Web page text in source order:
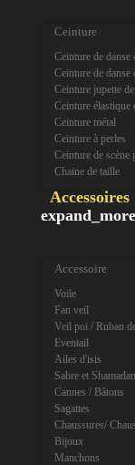
Ceinture
Ceinture de danse
Ceinture de danse
Ceinture jupette
Ceinture élastique
Ceinture métal
Ceinture à perles
Ceinture de scène
Chaine de taille
Accessoires
expand_more
Accessoire
Voile
Fan veil
Veil poi / Ruban
Eventail
Ailes d'isis
Sabre et Shamadan
Cannes / Bâtons
Sagattes
Chaussures/
Bijoux
Manchons